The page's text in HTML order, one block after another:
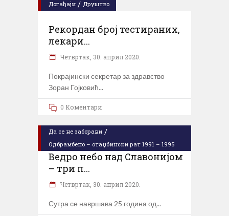
Догађаји / Друштво
Рекордан број тестираних,
лекари...
Четвртак, 30. април 2020.
Покрајински секретар за здравство
Зоран Гојковић
0 Коментари
Да се не заборави /
Одбрамбено – отаџбински рат 1991 – 1995
Ведро небо над Славонијом
– три п...
Четвртак, 30. април 2020.
Сутра се навршава 25 година од